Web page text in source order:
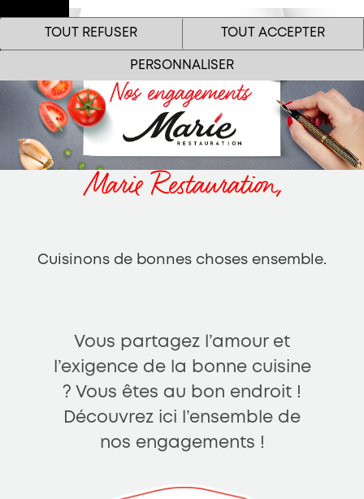
Espace
Pro
Marie Restauration,
Cuisinons de bonnes choses ensemble.
Vous partagez l’amour et
l’exigence de la bonne cuisine
? Vous êtes au bon endroit !
Découvrez ici l’ensemble de
nos engagements !
Nous utilisons des cookies pour nous assurer du bon
fonctionnement.
Charte de confidentialité
TOUT REFUSER TOUT ACCEPTER
PERSONNALISER